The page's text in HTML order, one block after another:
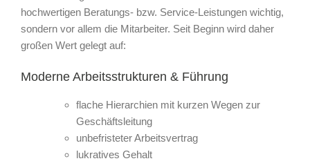
hochwertigen Beratungs- bzw. Service-Leistungen wichtig,
sondern vor allem die Mitarbeiter. Seit Beginn wird daher
großen Wert gelegt auf:
Moderne Arbeitsstrukturen & Führung
flache Hierarchien mit kurzen Wegen zur
Geschäftsleitung
unbefristeter Arbeitsvertrag
lukratives Gehalt